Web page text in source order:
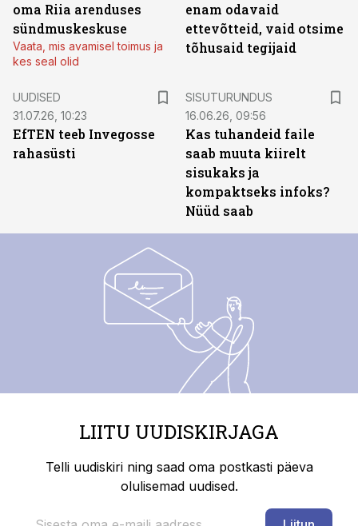
oma Riia arenduses
sündmuskeskuse
Vaata, mis avamisel toimus ja
kes seal olid
enam odavaid
ettevõtteid, vaid otsime
tõhusaid tegijaid
UUDISED
31.07.26, 10:23
EfTEN teeb Invegosse
rahasüsti
SISUTURUNDUS
16.06.26, 09:56
Kas tuhandeid faile
saab muuta kiirelt
sisukaks ja
kompaktseks infoks?
Nüüd saab
LIITU UUDISKIRJAGA
Telli uudiskiri ning saad oma postkasti päeva
olulisemad uudised.